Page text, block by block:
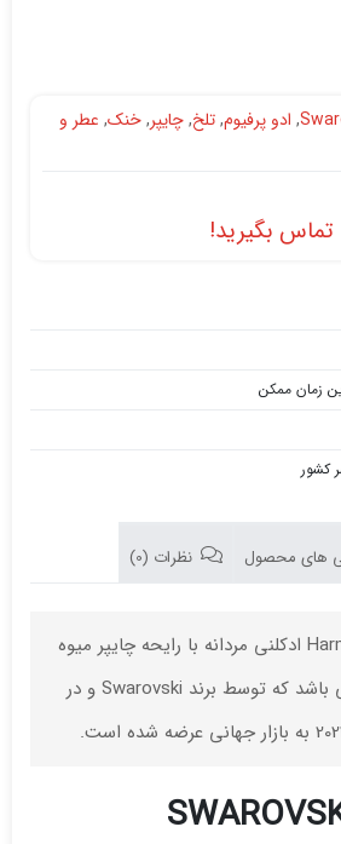
, ادو پرفیوم,تلخ,چایپر,خنک, عطر و
تماس بگیرید!
زمان ممکن
کشور
های محصول نظرات (0)
Harmonia ادکلنی مردانه با رایحه چایپر میوه
ای می باشد که توسط برند Swarovski و در